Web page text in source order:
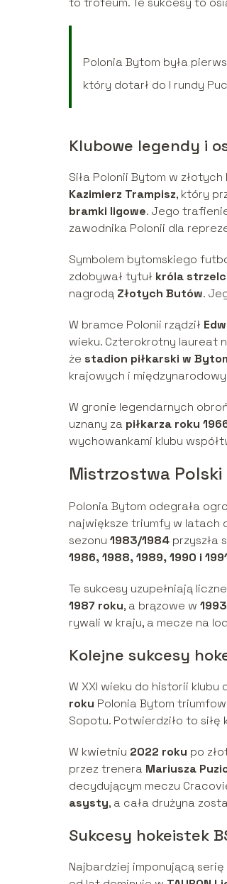
Polonia Bytom była
który dotarł do I rundy
Klubowe legendy i
Siła Polonii Bytom w
Kazimierz Trampisz, który
bramki ligowe. Jego
zawodnika Polonii dla
Symbolem bytomskiego
zdobywał tytuł króla
nagrodą Złotych Butów.
W bramce Polonii rządził
wieku. Czterokrotny laureat
że stadion piłkarski w
krajowych i
W gronie legendarnych
uznany za piłkarza roku
wychowankami klubu
Mistrzostwa
Polonia Bytom odegrała
największe triumfy w latach
sezonu 1983/1984 przyszła
1986, 1988, 1989, 1990 i
Te sukcesy uzupełniają
1987 roku, a brązowe w
rywali w kraju, a mecze na
Kolejne sukcesy
W XXI wieku do historii
roku Polonia Bytom
Sopotu. Potwierdziło to
W kwietniu 2022 roku po
przez trenera Mariusza
decydującym meczu
asysty, a cała drużyna
Sukcesy hokeistek
Najbardziej imponującą